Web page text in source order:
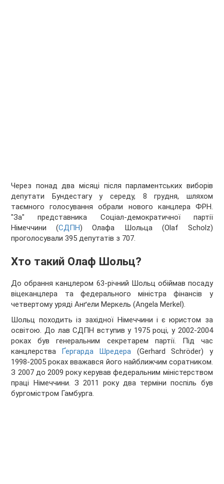
Через понад два місяці після парламентських виборів
депутати Бундестагу у середу, 8 грудня, шляхом
таємного голосування обрали нового канцлера ФРН.
"За" представника Соціал-демократичної партії
Німеччини (СДПН) Олафа Шольца (Olaf Scholz)
проголосували 395 депутатів з 707.
Хто такий Олаф Шольц?
До обрання канцлером 63-річний Шольц обіймав посаду
віцеканцлера та федерального міністра фінансів у
четвертому уряді Анґели Меркель (Angela Merkel).
Шольц походить із західної Німеччини і є юристом за
освітою. До лав СДПН вступив у 1975 році, у 2002-2004
роках був генеральним секретарем партії. Під час
канцлерства
Ґергарда Шредера (Gerhard Schröder) у
1998-2005 роках вважався його найближчим соратником.
З 2007 до 2009 року керував федеральним міністерством
праці Німеччини. З 2011 року два терміни поспіль був
бургомістром Гамбурга.